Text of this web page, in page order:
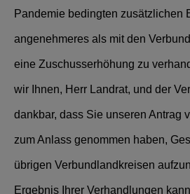
Pandemie bedingten zusätzlichen
angenehmeres als mit den
eine Zuschusserhöhung zu
wir Ihnen, Herr Landrat, und der
dankbar, dass Sie unseren Antrag
zum Anlass genommen haben,
übrigen Verbundlandkreisen
Ergebnis Ihrer Verhandlungen